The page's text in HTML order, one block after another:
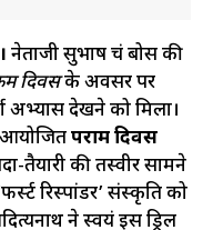
नेताजी सुभाष चंद्र बोस की
दिवसके अवसर पर
अभ्यास देखने को मिला।
पराक्रम दिवस
तैयारी की तस्वीर सामने
रिस्पांडर’ संस्कृति को
ने स्वयं इस ड्रिल